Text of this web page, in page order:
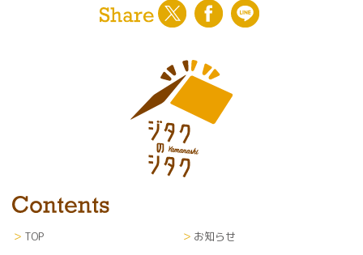
TOP
お知らせ